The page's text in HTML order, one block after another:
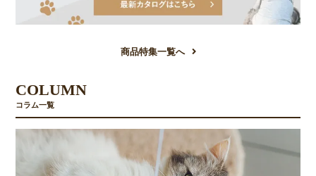
商品特集一覧へ
COLUMN
コラム一覧